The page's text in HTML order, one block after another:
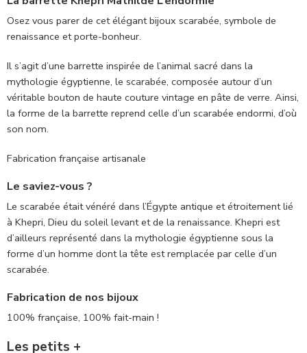
Osez vous parer de cet élégant bijoux scarabée, symbole de
renaissance et porte-bonheur.
Il s’agit d’une barrette inspirée de l’animal sacré dans la
mythologie égyptienne, le scarabée, composée autour d’un
véritable bouton de haute couture vintage en pâte de verre. Ainsi,
la forme de la barrette reprend celle d’un scarabée endormi, d’où
son nom.
Fabrication française artisanale
Le saviez-vous ?
Le scarabée était vénéré dans l’Égypte antique et étroitement lié
à Khepri, Dieu du soleil levant et de la renaissance. Khepri est
d’ailleurs représenté dans la mythologie égyptienne sous la
forme d’un homme dont la tête est remplacée par celle d’un
scarabée.
Fabrication de nos bijoux
100% française, 100% fait-main !
Les petits +